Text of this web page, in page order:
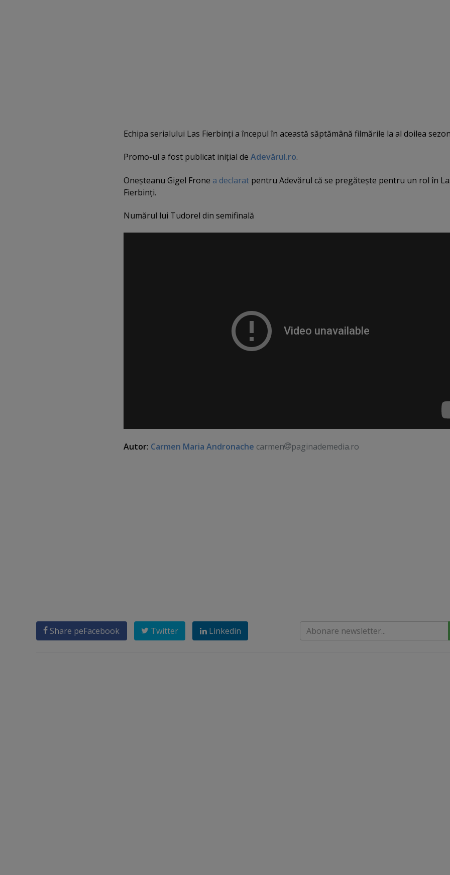
Echipa serialului Las Fierbinţi a începul în această săptămână filmările la al doilea
Promo-ul a fost publicat iniţial de Adevărul.ro.
Oneşteanu Gigel Frone a declarat pentru Adevărul că se pregăteşte pentru un rol în
Fierbinţi.
Numărul lui Tudorel din semifinală
Autor: Carmen Maria Andronache carmen paginademedia.ro
Share peFacebook Twitter Linkedin